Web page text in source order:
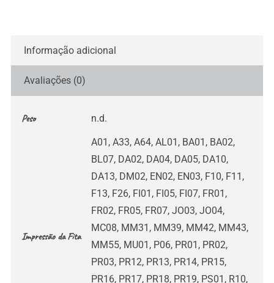
Informação adicional
Avaliações (0)
Peso n.d.
Impressão da Fita
A01, A33, A64, AL01, BA01, BA02,
BL07, DA02, DA04, DA05, DA10,
DA13, DM02, EN02, EN03, F10, F11,
F13, F26, FI01, FI05, FI07, FR01,
FR02, FR05, FR07, JO03, JO04,
MC08, MM31, MM39, MM42, MM43,
MM55, MU01, P06, PR01, PR02,
PR03, PR12, PR13, PR14, PR15,
PR16, PR17, PR18, PR19, PS01, R10,